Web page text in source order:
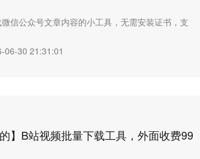
信公众号文章内容的小工具，无需安装证书，支
06-30 21:31:01
的】B站视频批量下载工具，外面收费99